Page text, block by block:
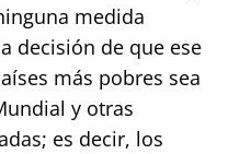
medida
decisión de que ese
más pobres sea
y otras
es decir, los